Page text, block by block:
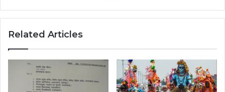
समाधान
किसानों
Related Articles